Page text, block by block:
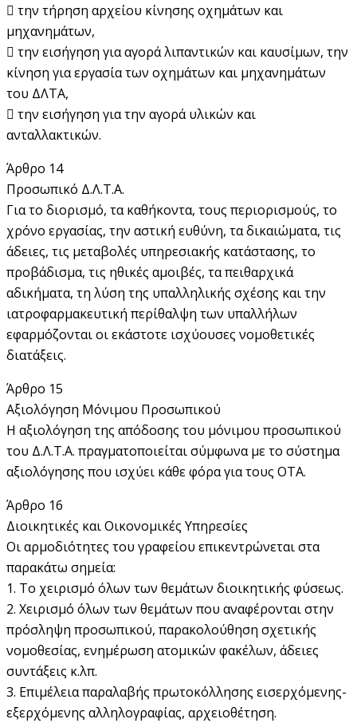
 την τήρηση αρχείου κίνησης οχημάτων και
μηχανημάτων,
 την εισήγηση για αγορά λιπαντικών και καυσίμων, την
κίνηση για εργασία των οχημάτων και μηχανημάτων
του ΔΛΤΑ,
 την εισήγηση για την αγορά υλικών και
ανταλλακτικών.
Άρθρο 14
Προσωπικό Δ.Λ.Τ.Α.
Για το διορισμό, τα καθήκοντα, τους περιορισμούς, το
χρόνο εργασίας, την αστική ευθύνη, τα δικαιώματα, τις
άδειες, τις μεταβολές υπηρεσιακής κατάστασης, το
προβάδισμα, τις ηθικές αμοιβές, τα πειθαρχικά
αδικήματα, τη λύση της υπαλληλικής σχέσης και την
ιατροφαρμακευτική περίθαλψη των υπαλλήλων
εφαρμόζονται οι εκάστοτε ισχύουσες νομοθετικές
διατάξεις.
Άρθρο 15
Αξιολόγηση Μόνιμου Προσωπικού
Η αξιολόγηση της απόδοσης του μόνιμου προσωπικού
του Δ.Λ.Τ.Α. πραγματοποιείται σύμφωνα με το σύστημα
αξιολόγησης που ισχύει κάθε φόρα για τους ΟΤΑ.
Άρθρο 16
Διοικητικές και Οικονομικές Υπηρεσίες
Οι αρμοδιότητες του γραφείου επικεντρώνεται στα
παρακάτω σημεία:
1. Το χειρισμό όλων των θεμάτων διοικητικής φύσεως.
2. Χειρισμό όλων των θεμάτων που αναφέρονται στην
πρόσληψη προσωπικού, παρακολούθηση σχετικής
νομοθεσίας, ενημέρωση ατομικών φακέλων, άδειες
συντάξεις κ.λπ.
3. Επιμέλεια παραλαβής πρωτοκόλλησης εισερχόμενης-
εξερχόμενης αλληλογραφίας, αρχειοθέτηση.